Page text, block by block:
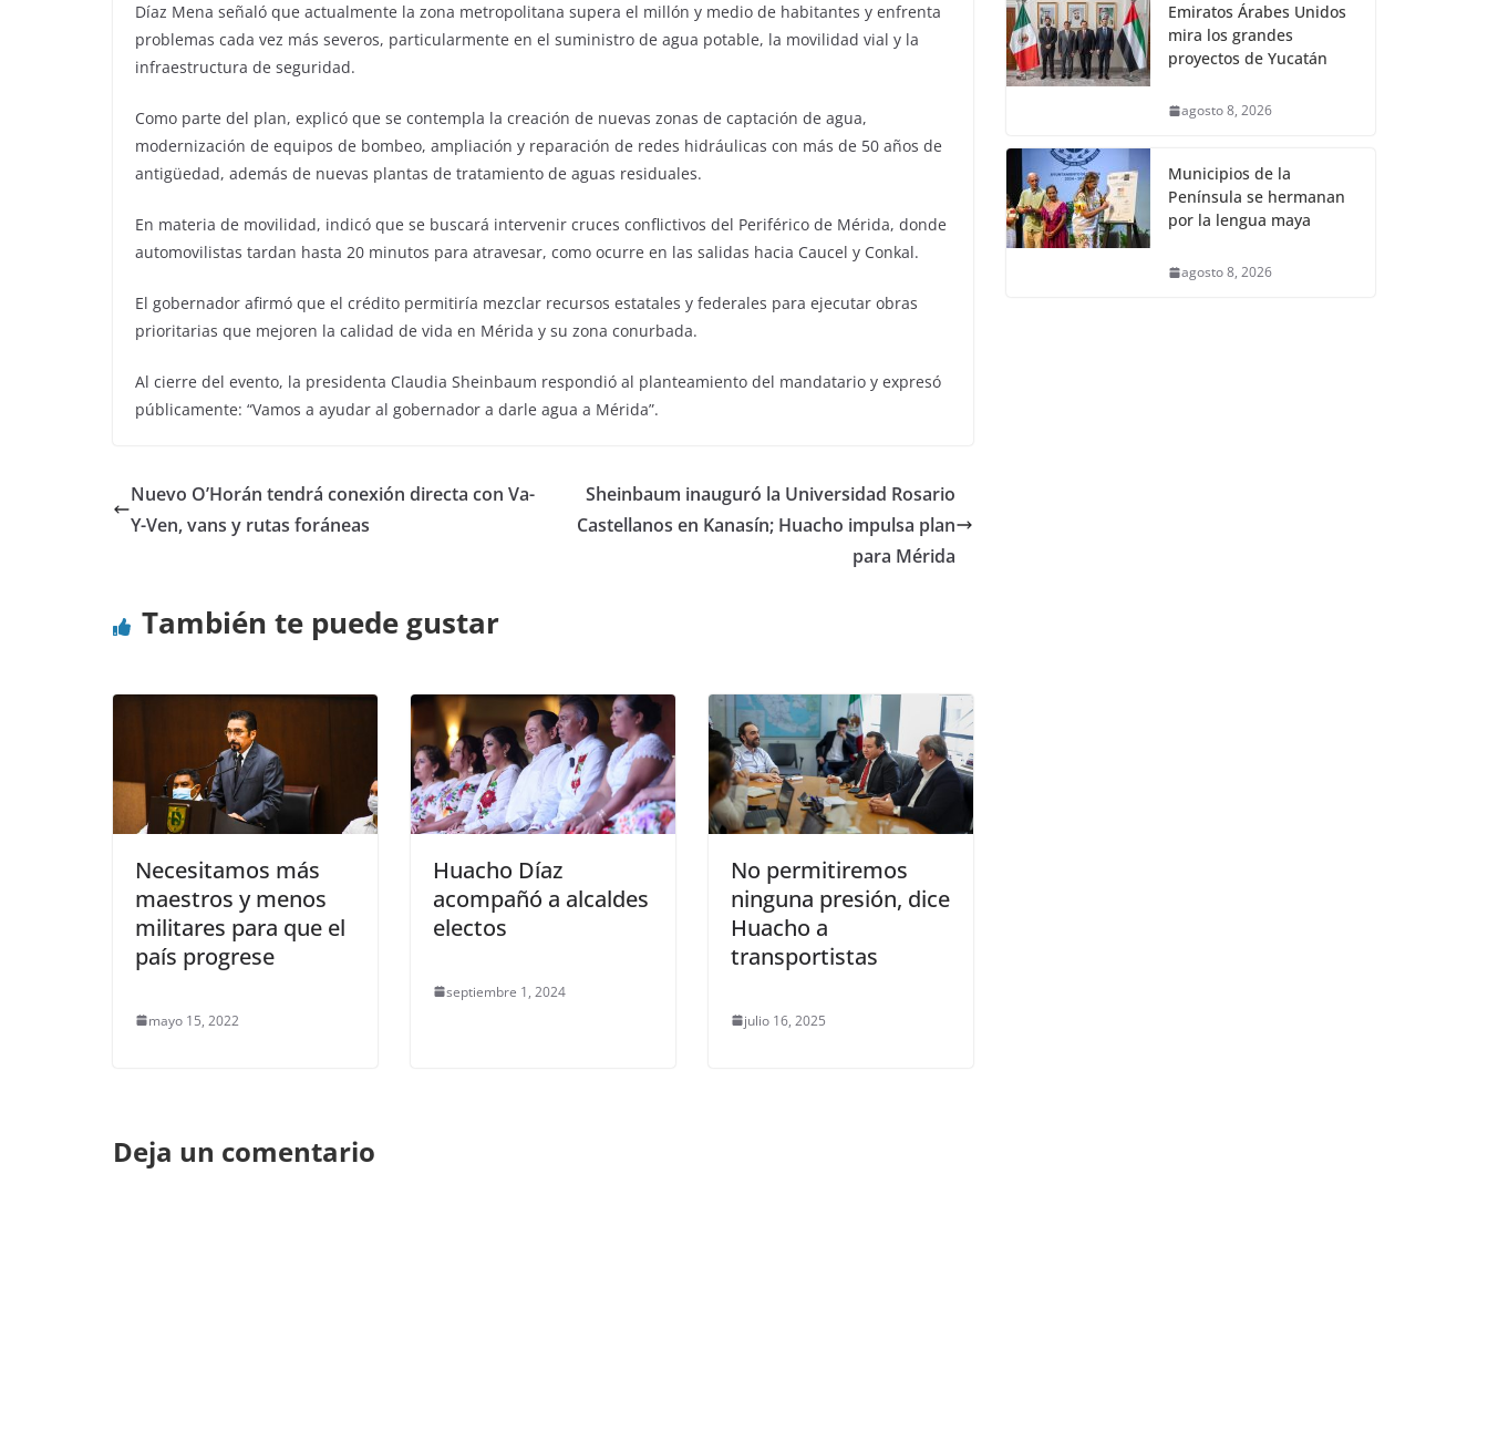
Díaz Mena señaló que actualmente la zona metropolitana supera el millón y medio de habitantes y enfrenta
problemas cada vez más severos, particularmente en el suministro de agua potable, la movilidad vial y la
infraestructura de seguridad.
Como parte del plan, explicó que se contempla la creación de nuevas zonas de captación de agua,
modernización de equipos de bombeo, ampliación y reparación de redes hidráulicas con más de 50 años de
antigüedad, además de nuevas plantas de tratamiento de aguas residuales.
En materia de movilidad, indicó que se buscará intervenir cruces conflictivos del Periférico de Mérida, donde
automovilistas tardan hasta 20 minutos para atravesar, como ocurre en las salidas hacia Caucel y Conkal.
El gobernador afirmó que el crédito permitiría mezclar recursos estatales y federales para ejecutar obras
prioritarias que mejoren la calidad de vida en Mérida y su zona conurbada.
Al cierre del evento, la presidenta Claudia Sheinbaum respondió al planteamiento del mandatario y expresó
públicamente: “Vamos a ayudar al gobernador a darle agua a Mérida”.
Nuevo O’Horán tendrá conexión directa con Va-
Y-Ven, vans y rutas foráneas
Sheinbaum inauguró la Universidad Rosario
Castellanos en Kanasín; Huacho impulsa plan
para Mérida
También te puede gustar
Necesitamos más
maestros y menos
militares para que el
país progrese
mayo 15, 2022
Huacho Díaz
acompañó a alcaldes
electos
septiembre 1, 2024
No permitiremos
ninguna presión, dice
Huacho a
transportistas
julio 16, 2025
Deja un comentario
Emiratos Árabes Unidos
mira los grandes
proyectos de Yucatán
agosto 8, 2026
Municipios de la
Península se hermanan
por la lengua maya
agosto 8, 2026